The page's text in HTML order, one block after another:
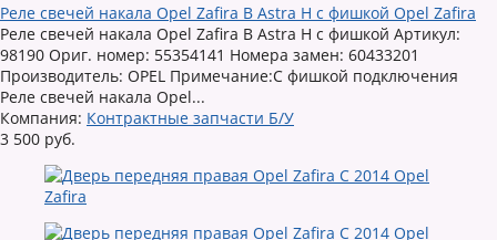
Реле свечей накала Opel Zafira B Astra H с фишкой Opel Zafira
Реле свечей накала Opel Zafira B Astra H с фишкой Артикул:
98190 Ориг. номер: 55354141 Номера замен: 60433201
Производитель: OPEL Примечание:С фишкой подключения
Реле свечей накала Opel...
Компания: Контрактные запчасти Б/У
3 500 руб.